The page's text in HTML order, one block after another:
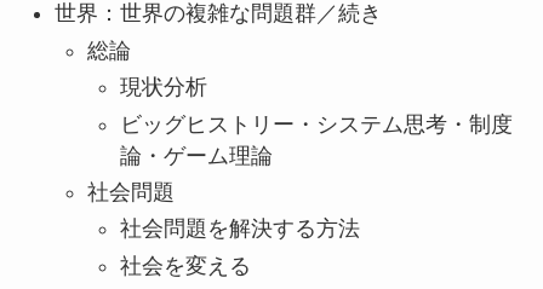
世界：世界の複雑な問題群／続き
総論
現状分析
ビッグヒストリー・システム思考・制度
論・ゲーム理論
社会問題
社会問題を解決する方法
社会を変える